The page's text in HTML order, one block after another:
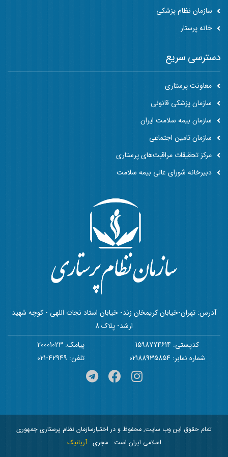
سازمان نظام پزشکی
خانه پرستار
آدرس: تهران-خیابان کریمخان زند- خیابان استاد نجات اللهی - کوچه شهید
ارشد- پلاک 8
کدپستی: 1598774614
پیامک: 20001023
شماره نمابر: 02188935854
تلفن: 42949-021
دسترسی سریع
معاونت پرستاری
سازمان پزشکی قانونی
سازمان بیمه سلامت ایران
سازمان تامین اجتماعی
مرکز تحقیقات مراقبت‌های پرستاری
دبیرخانه شورای عالی بیمه سلامت
تمام حقوق این وب سایت, محفوظ و در اختیارسازمان نظام پرستاری جمهوری
اسلامی ایران است
مجری :آریانیک